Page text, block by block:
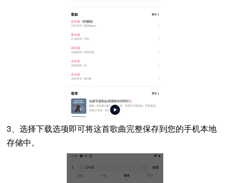
3、选择下载选项即可将这首歌曲完整保存到您的手机本地
存储中。